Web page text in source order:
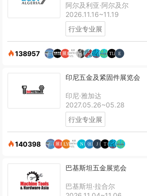
阿尔及利亚·阿尔及尔
2026.11.16~11.19
行业专业展
138957
印尼五金及紧固件展览会
印尼·雅加达
2027.05.26~05.28
行业专业展
140398
巴基斯坦五金展览会
巴基斯坦·拉合尔